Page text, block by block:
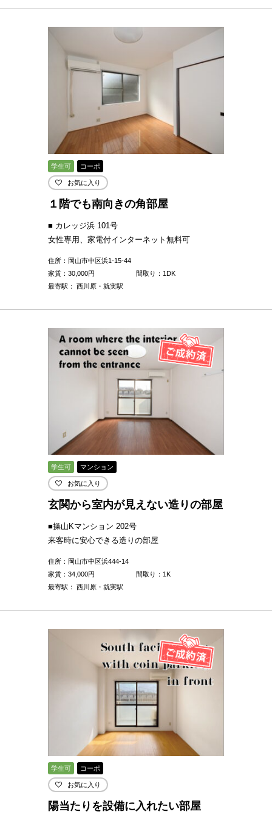
学生可 コーポ
お気に入り
１階でも南向きの角部屋
■ カレッジ浜 101号
女性専用、家電付インターネット無料可
住所：岡山市中区浜1-15-44
家賃： 30,000円
間取り：1DK
最寄駅： 西川原・就実駅
学生可 マンション
お気に入り
玄関から室内が見えない造りの部屋
■操山Kマンション 202号
来客時に安心できる造りの部屋
住所：岡山市中区浜444-14
家賃： 34,000円
間取り：1K
最寄駅： 西川原・就実駅
学生可 コーポ
お気に入り
陽当たりを設備に入れたい部屋